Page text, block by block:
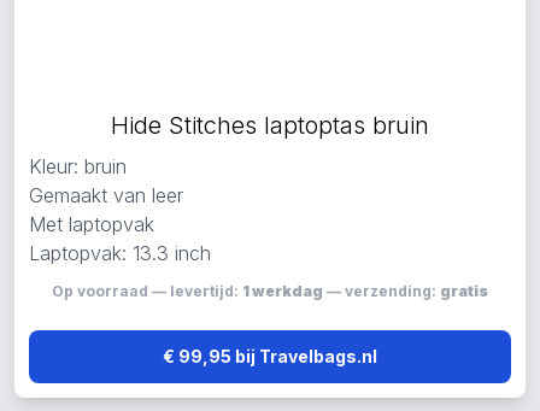
Hide Stitches laptoptas bruin
Kleur: bruin
Gemaakt van leer
Met laptopvak
Laptopvak: 13.3 inch
Op voorraad — levertijd: 1 werkdag — verzending: gratis
€ 99,95 bij Travelbags.nl